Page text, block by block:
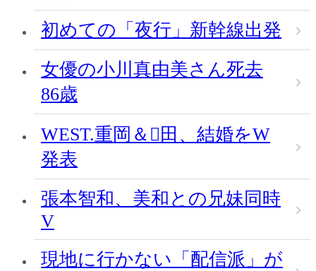
初めての「夜行」新幹線出発
女優の小川真由美さん死去
86歳
WEST.重岡＆田、結婚をW
発表
張本智和、美和との兄妹同時
V
現地に行かない「配信派」が